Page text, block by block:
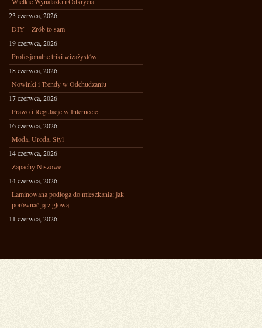
23 czerwca, 2026
DIY – Zrób to sam
19 czerwca, 2026
Profesjonalne triki wizażystów
18 czerwca, 2026
Nowinki i Trendy w Odchudzaniu
17 czerwca, 2026
Prawo i Regulacje w Internecie
16 czerwca, 2026
Moda, Uroda, Styl
14 czerwca, 2026
Zapachy Niszowe
14 czerwca, 2026
Laminowana podłoga do mieszkania: jak
porównać ją z głową
11 czerwca, 2026